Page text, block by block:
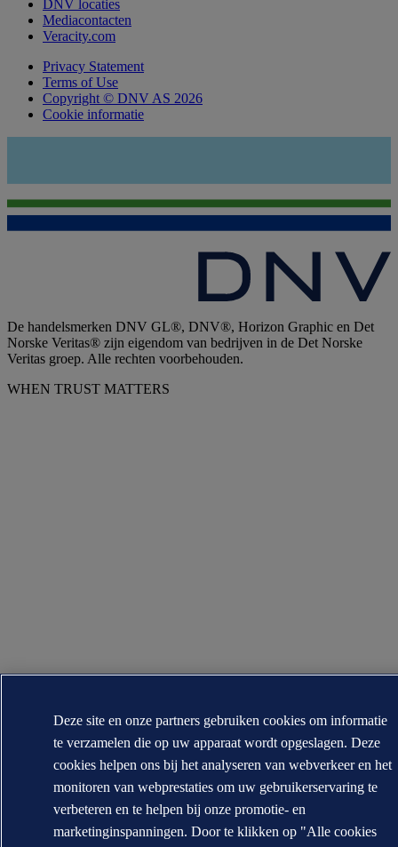
DNV locaties
Mediacontacten
Veracity.com
Privacy Statement
Terms of Use
Copyright © DNV AS 2026
Cookie informatie
De handelsmerken DNV GL®, DNV®, Horizon Graphic en Det
Norske Veritas® zijn eigendom van bedrijven in de Det Norske
Veritas groep. Alle rechten voorbehouden.
WHEN TRUST MATTERS
Deze site en onze partners gebruiken cookies om informatie
te verzamelen die op uw apparaat wordt opgeslagen. Deze
cookies helpen ons bij het analyseren van webverkeer en het
monitoren van webprestaties om uw gebruikerservaring te
verbeteren en te helpen bij onze promotie- en
marketinginspanningen. Door te klikken op "Alle cookies